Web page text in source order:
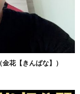
花【きんばな】）